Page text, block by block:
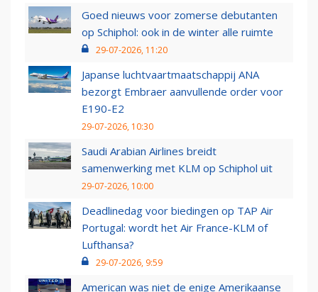
Goed nieuws voor zomerse debutanten
op Schiphol: ook in de winter alle ruimte
29-07-2026, 11:20
Japanse luchtvaartmaatschappij ANA
bezorgt Embraer aanvullende order voor
E190-E2
29-07-2026, 10:30
Saudi Arabian Airlines breidt
samenwerking met KLM op Schiphol uit
29-07-2026, 10:00
Deadlinedag voor biedingen op TAP Air
Portugal: wordt het Air France-KLM of
Lufthansa?
29-07-2026, 9:59
American was niet de enige Amerikaanse